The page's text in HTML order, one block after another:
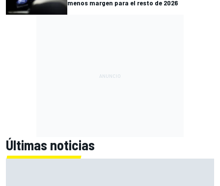
menos margen para el resto de 2026
Últimas noticias